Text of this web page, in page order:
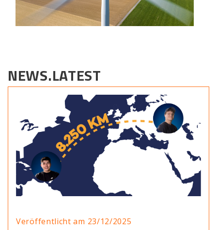
NEWS.LATEST
Veröffentlicht am 23/12/2025